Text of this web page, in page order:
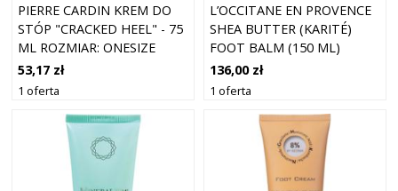
PIERRE CARDIN KREM DO
STÓP "CRACKED HEEL" - 75
ML ROZMIAR: ONESIZE
53,17 zł
1 oferta
L’OCCITANE EN PROVENCE
SHEA BUTTER (KARITÉ)
FOOT BALM (150 ML)
136,00 zł
1 oferta